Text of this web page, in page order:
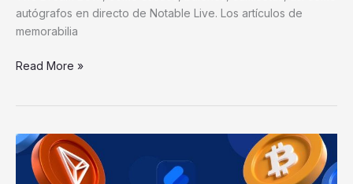
autógrafos en directo de Notable Live. Los artículos de
memorabilia
Read More »
SimpleSwap
introduce